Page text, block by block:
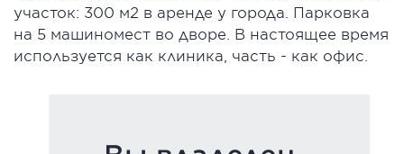
участок: 300 м2 в аренде у города. Парковка
на 5 машиномест во дворе. В настоящее время
используется как клиника, часть - как офис.